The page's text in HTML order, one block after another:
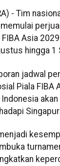
- Tim
memulai
Asia
hingga
jadwal
Piala FIBA